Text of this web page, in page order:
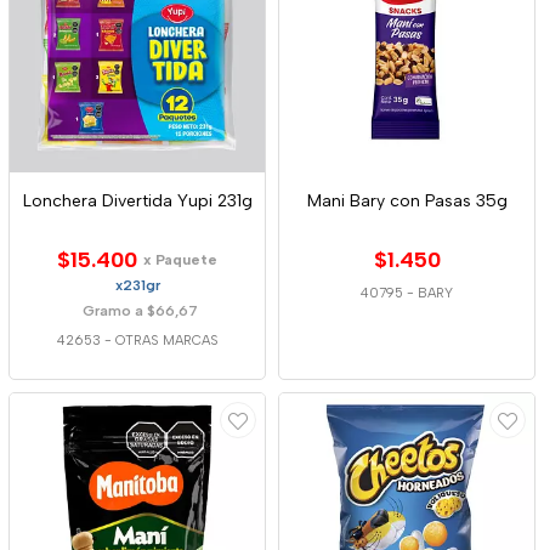
Lonchera Divertida Yupi 231g
$15.400 x Paquete
x231gr
Gramo a $66,67
42653 - OTRAS MARCAS
Mani Bary con Pasas 35g
$1.450
40795 - BARY